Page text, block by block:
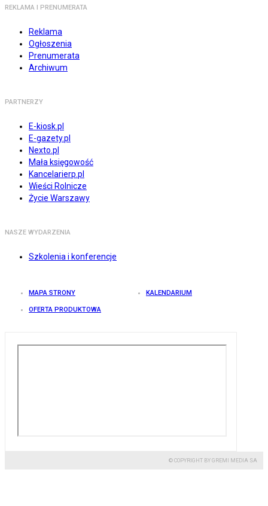
REKLAMA I PRENUMERATA
Reklama
Ogłoszenia
Prenumerata
Archiwum
PARTNERZY
E-kiosk.pl
E-gazety.pl
Nexto.pl
Mała księgowość
Kancelarierp.pl
Wieści Rolnicze
Życie Warszawy
NASZE WYDARZENIA
Szkolenia i konferencje
MAPA STRONY KALENDARIUM
OFERTA PRODUKTOWA
© COPYRIGHT BY GREMI MEDIA SA